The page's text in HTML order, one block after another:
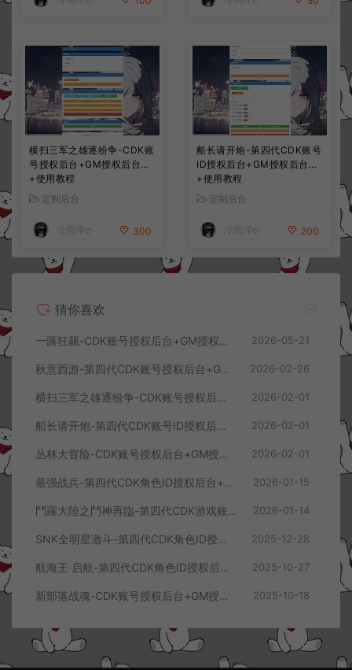
横扫三军之雄逐纷争-CDK账
号授权后台+GM授权后台
+使用教程
定制后台
冷雨泽ღ 300
船长请开炮-第四代CDK账号
ID授权后台+GM授权后台
+使用教程
定制后台
冷雨泽ღ 200
猜你喜欢
一蕗狂飆-CDK账号授权后台+GM授权后台+使用教程 2026-05-21
秋意西游-第四代CDK账号授权后台+GM授权后台+使用教程 2026-02-26
横扫三军之雄逐纷争-CDK账号授权后台+GM授权后台+使用教程 2026-02-01
船长请开炮-第四代CDK账号ID授权后台+GM授权后台+使用教程 2026-02-01
丛林大冒险-CDK账号授权后台+GM授权后台+使用教程 2026-02-01
最强战兵-第四代CDK角色ID授权后台+GM授权后台+使用教程 2026-01-15
鬥羅大陸之鬥神再臨-第四代CDK游戏账号授权后台+GM授权后台+使用教程 2026-01-14
SNK全明星激斗-第四代CDK角色ID授权后台+GM授权后台+使用教程 2025-12-28
航海王·启航-第四代CDK角色ID授权后台+GM授权后台+使用教程 2025-10-27
新部落战魂-CDK账号授权后台+GM授权后台+使用教程 2025-10-18